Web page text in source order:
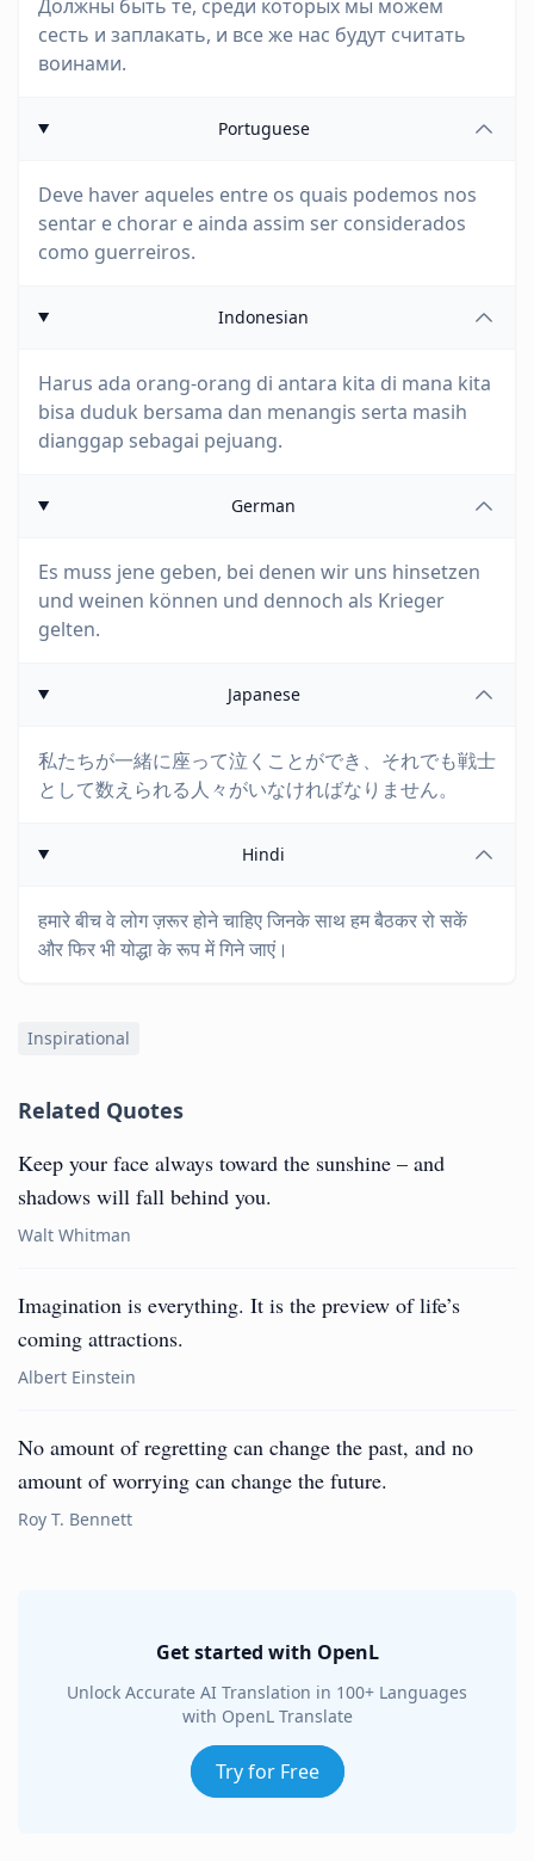
Должны быть те, среди которых мы можем
сесть и заплакать, и все же нас будут считать
воинами.
Portuguese
Deve haver aqueles entre os quais podemos nos
sentar e chorar e ainda assim ser considerados
como guerreiros.
Indonesian
Harus ada orang-orang di antara kita di mana kita
bisa duduk bersama dan menangis serta masih
dianggap sebagai pejuang.
German
Es muss jene geben, bei denen wir uns hinsetzen
und weinen können und dennoch als Krieger
gelten.
Japanese
私たちが一緒に座って泣くことができ、それでも戦士
として数えられる人々がいなければなりません。
Hindi
हमारे बीच वे लोग ज़रूर होने चाहिए जिनके साथ हम बैठकर रो सकें
और फिर भी योद्धा के रूप में गिने जाएं।
Inspirational
Related Quotes
Keep your face always toward the sunshine – and
shadows will fall behind you.
Walt Whitman
Imagination is everything. It is the preview of life’s
coming attractions.
Albert Einstein
No amount of regretting can change the past, and no
amount of worrying can change the future.
Roy T. Bennett
Get started with OpenL
Unlock Accurate AI Translation in 100+ Languages
with OpenL Translate
Try for Free